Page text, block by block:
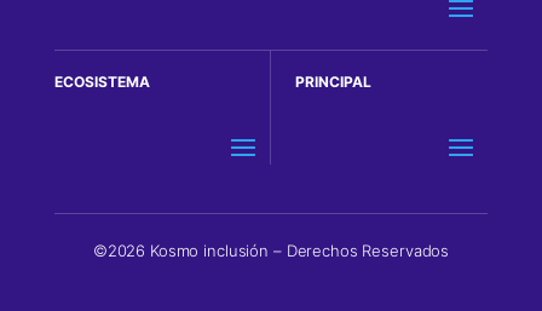
ECOSISTEMA PRINCIPAL
©2026 Kosmo inclusión – Derechos Reservados